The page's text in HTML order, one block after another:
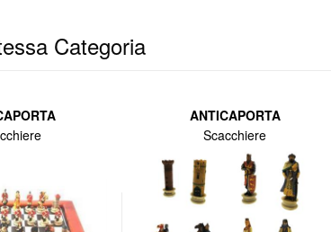
Categoria
ANTICAPORTA
Scacchiere